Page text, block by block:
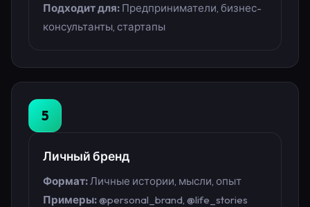
Подходит для: Предприниматели, бизнес-
консультанты, стартапы
5
Личный бренд
Формат: Личные истории, мысли, опыт
Примеры:@personal_brand, @life_stories